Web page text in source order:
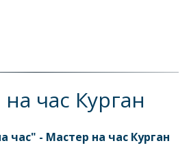
час Курган
час" - Мастер на час Курган